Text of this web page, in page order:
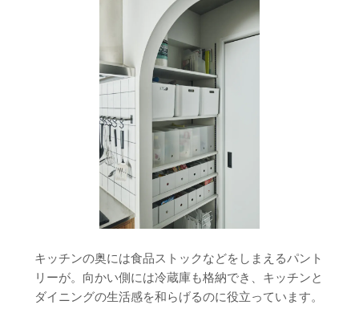
キッチンの奥には食品ストックなどをしまえるパント
リーが。向かい側には冷蔵庫も格納でき、キッチンと
ダイニングの生活感を和らげるのに役立っています。